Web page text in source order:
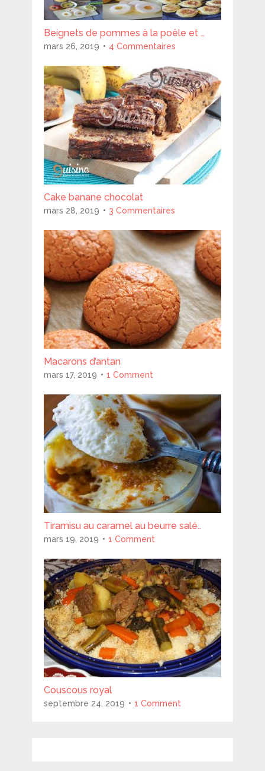
Beignets de pommes à la poêle et …
mars 26, 2019 4 Commentaires
Cake banane chocolat
mars 28, 2019 3 Commentaires
Macarons d’antan
mars 17, 2019 1 Comment
Tiramisu au caramel au beurre salé..
mars 19, 2019 1 Comment
Couscous royal
septembre 24, 2019 1 Comment